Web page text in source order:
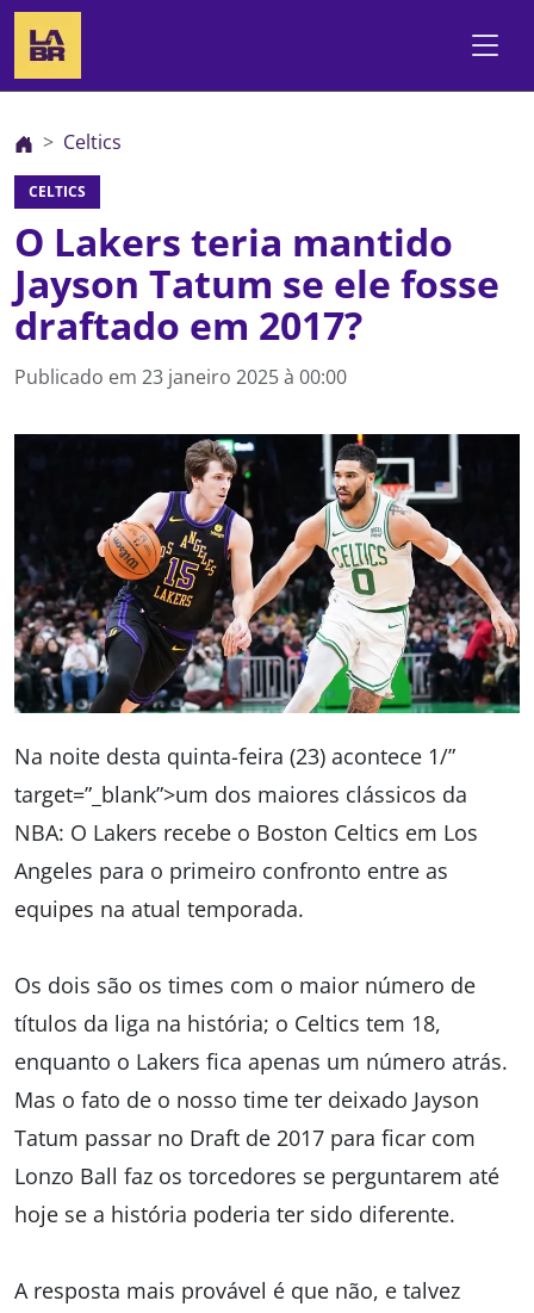
Celtics
CELTICS
O Lakers teria mantido
Jayson Tatum se ele fosse
draftado em 2017?
Publicado em 23 janeiro 2025 à 00:00
Na noite desta quinta-feira (23) acontece 1/”
target=”_blank”>um dos maiores clássicos da
NBA: O Lakers recebe o Boston Celtics em Los
Angeles para o primeiro confronto entre as
equipes na atual temporada.
Os dois são os times com o maior número de
títulos da liga na história; o Celtics tem 18,
enquanto o Lakers fica apenas um número atrás.
Mas o fato de o nosso time ter deixado Jayson
Tatum passar no Draft de 2017 para ficar com
Lonzo Ball faz os torcedores se perguntarem até
hoje se a história poderia ter sido diferente.
A resposta mais provável é que não, e talvez